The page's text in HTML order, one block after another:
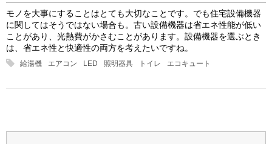
モノを大事にすることはとても大切なことです。でも住宅設備機器
に関してはそうではない場合も。古い設備機器は省エネ性能が低い
ことがあり、光熱費がかさむことがあります。設備機器を選ぶとき
は、省エネ性と快適性の両方を考えたいですね。
給湯機 エアコン LED 照明器具 トイレ エコキュート